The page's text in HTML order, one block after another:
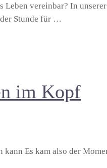
Leben vereinbar? In
Stunde für …
im Kopf
Es kam also der